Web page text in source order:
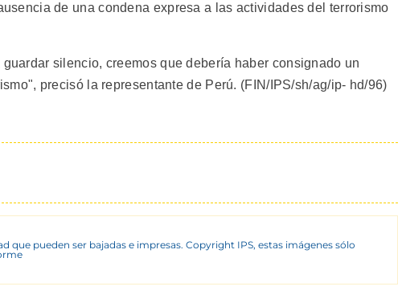
de una condena expresa a las actividades del terrorismo
silencio, creemos que debería haber consignado un
precisó la representante de Perú. (FIN/IPS/sh/ag/ip- hd/96)
que pueden ser bajadas e impresas. Copyright IPS, estas imágenes sólo